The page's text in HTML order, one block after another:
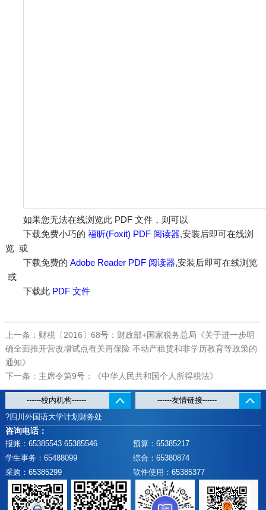
如果您无法在线浏览此 PDF 文件，则可以
下载免费小巧的 福昕(Foxit) PDF 阅读器,安装后即可在线浏
览 或
下载免费的 Adobe Reader PDF 阅读器,安装后即可在线浏览
或
下载此 PDF 文件
上一条：财税〔2016〕68号：财政部+国家税务总局《关于进一步明
确全面推开营改增试点有关再保险 不动产租赁和非学历教育等政策的
通知》
下一条：主席令第9号：《中华人民共和国个人所得税法》
?四川外国语大学计划财务处
咨询电话：
报账：65385543 65385546
预算：65385217
学生事务：65488099
综合：65380874
采购：65385299
软件使用：65385377